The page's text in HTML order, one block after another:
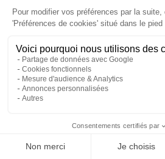
Le Renault Trafic est livré avec le
finition Grand Confort : caméra &